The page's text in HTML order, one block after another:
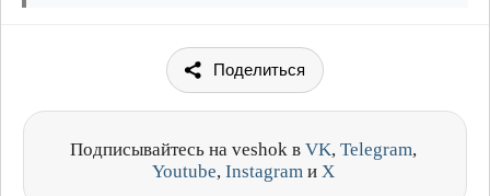
Поделиться
Подписывайтесь на veshok в VK, Telegram,
Youtube, Instagram и X